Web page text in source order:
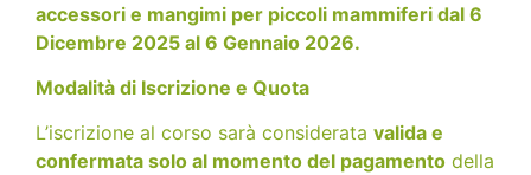
accessori e mangimi per piccoli mammiferi dal 6
Dicembre 2025 al 6 Gennaio 2026.
Modalità di Iscrizione e Quota
L’iscrizione al corso sarà considerata valida e
confermata solo al momento del pagamento della